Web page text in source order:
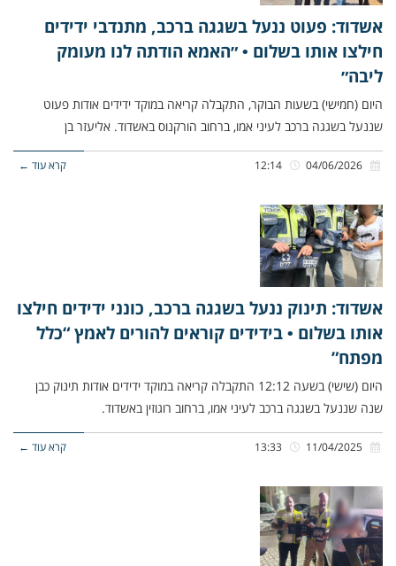
אשדוד: פעוט ננעל בשגגה ברכב, מתנדבי ידידים
חילצו אותו בשלום • ״האמא הודתה לנו מעומק
ליבה״
היום (חמישי) בשעות הבוקר, התקבלה קריאה במוקד ידידים אודות פעוט
שננעל בשגגה ברכב לעיני אמו, ברחוב הורקנוס באשדוד. אליעזר בן
קרא עוד ←
אשדוד: תינוק ננעל בשגגה ברכב, כונני ידידים חילצו
אותו בשלום • בידידים קוראים להורים לאמץ “כלל
מפתח”
היום (שישי) בשעה 12:12 התקבלה קריאה במוקד ידידים אודות תינוק כבן
שנה שננעל בשגגה ברכב לעיני אמו, ברחוב רוגוזין באשדוד.
קרא עוד ←